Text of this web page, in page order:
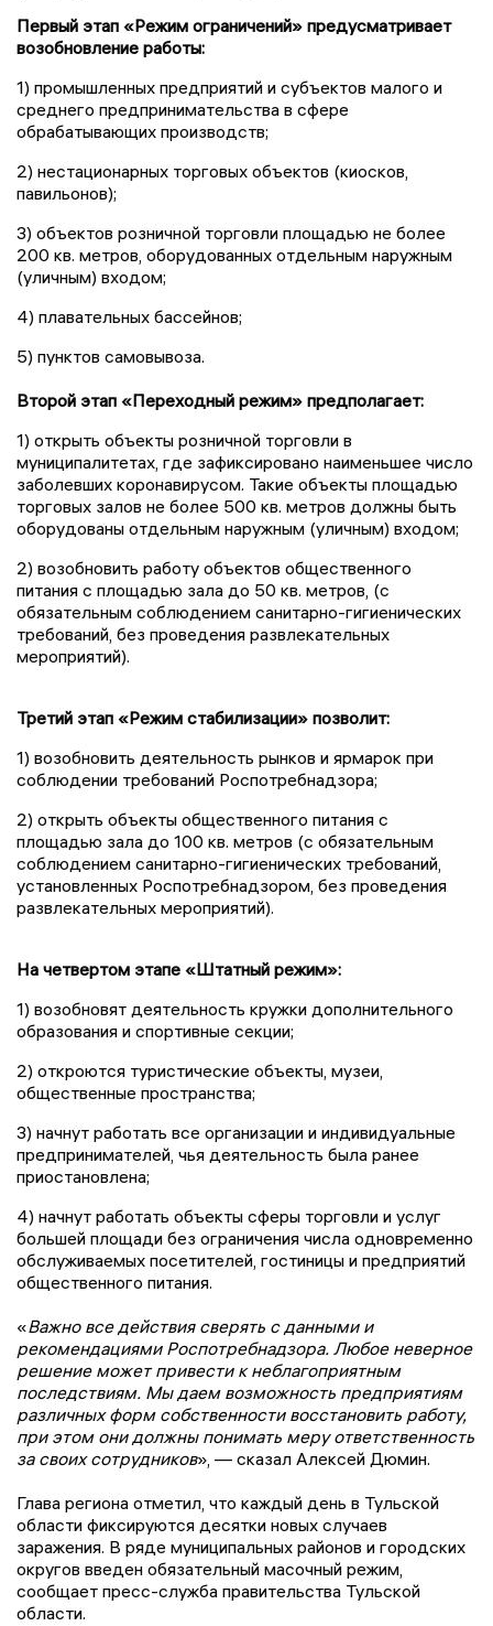
Первый этап «Режим ограничений» предусматривает
возобновление работы:
1) промышленных предприятий и субъектов малого и
среднего предпринимательства в сфере
обрабатывающих производств;
2) нестационарных торговых объектов (киосков,
павильонов);
3) объектов розничной торговли площадью не более
200 кв. метров, оборудованных отдельным наружным
(уличным) входом;
4) плавательных бассейнов;
5) пунктов самовывоза.
Второй этап «Переходный режим» предполагает:
1) открыть объекты розничной торговли в
муниципалитетах, где зафиксировано наименьшее число
заболевших коронавирусом. Такие объекты площадью
торговых залов не более 500 кв. метров должны быть
оборудованы отдельным наружным (уличным) входом;
2) возобновить работу объектов общественного
питания с площадью зала до 50 кв. метров, (с
обязательным соблюдением санитарно-гигиенических
требований, без проведения развлекательных
мероприятий).
Третий этап «Режим стабилизации» позволит:
1) возобновить деятельность рынков и ярмарок при
соблюдении требований Роспотребнадзора;
2) открыть объекты общественного питания с
площадью зала до 100 кв. метров (с обязательным
соблюдением санитарно-гигиенических требований,
установленных Роспотребнадзором, без проведения
развлекательных мероприятий).
На четвертом этапе «Штатный режим»:
1) возобновят деятельность кружки дополнительного
образования и спортивные секции;
2) откроются туристические объекты, музеи,
общественные пространства;
3) начнут работать все организации и индивидуальные
предпринимателей, чья деятельность была ранее
приостановлена;
4) начнут работать объекты сферы торговли и услуг
большей площади без ограничения числа одновременно
обслуживаемых посетителей, гостиницы и предприятий
общественного питания.
«Важно все действия сверять с данными и
рекомендациями Роспотребнадзора. Любое неверное
решение может привести к неблагоприятным
последствиям. Мы даем возможность предприятиям
различных форм собственности восстановить работу,
при этом они должны понимать меру ответственность
за своих сотрудников», — сказал Алексей Дюмин.
Глава региона отметил, что каждый день в Тульской
области фиксируются десятки новых случаев
заражения. В ряде муниципальных районов и городских
округов введен обязательный масочный режим,
сообщает пресс-служба правительства Тульской
области.